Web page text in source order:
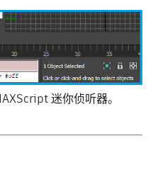
迷你侦听器。